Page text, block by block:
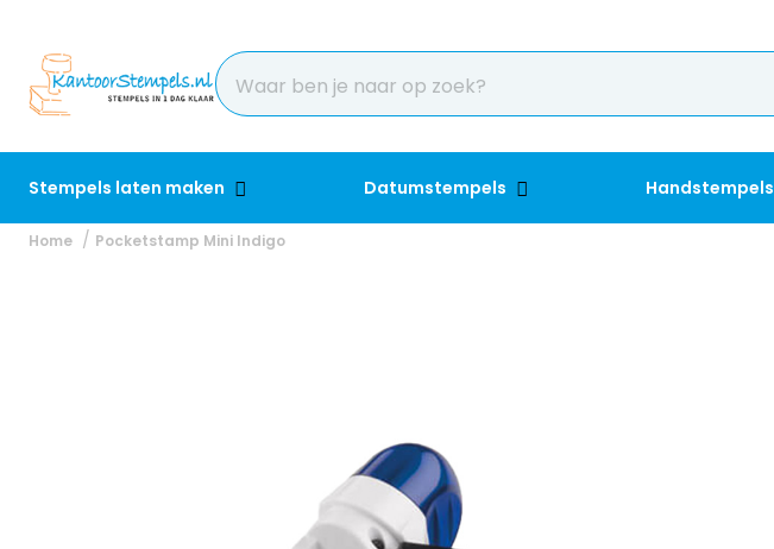
Stempels laten maken Datumstempels Handstempels
Home Pocketstamp Mini Indigo